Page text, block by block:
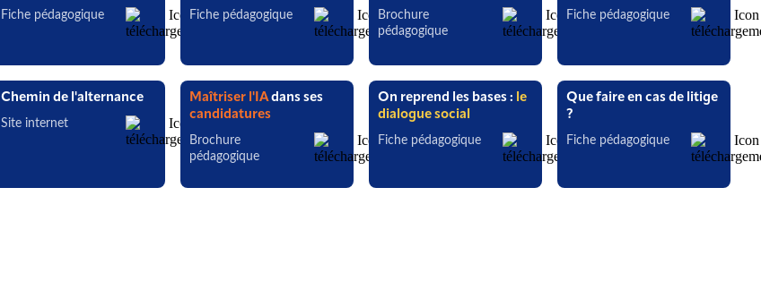
Fiche pédagogique Fiche pédagogique
Brochure
pédagogique
Fiche pédagogique
Chemin de l'alternance
Site internet
Maîtriser l'IAdans ses
candidatures
Brochure
pédagogique
On reprend les bases : le
dialogue social
Fiche pédagogique
Que faire en cas de litige
?
Fiche pédagogique